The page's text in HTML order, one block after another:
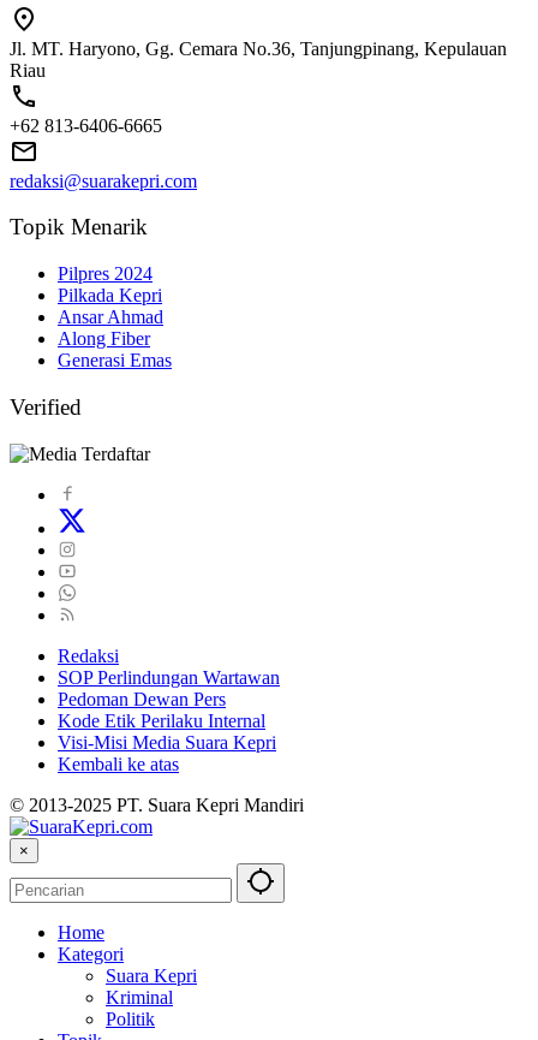
Jl. MT. Haryono, Gg. Cemara No.36, Tanjungpinang, Kepulauan
Riau
+62 813-6406-6665
redaksi@suarakepri.com
Topik Menarik
Pilpres 2024
Pilkada Kepri
Ansar Ahmad
Along Fiber
Generasi Emas
Verified
Redaksi
SOP Perlindungan Wartawan
Pedoman Dewan Pers
Kode Etik Perilaku Internal
Visi-Misi Media Suara Kepri
Kembali ke atas
© 2013-2025 PT. Suara Kepri Mandiri
×
Home
Kategori
Suara Kepri
Kriminal
Politik